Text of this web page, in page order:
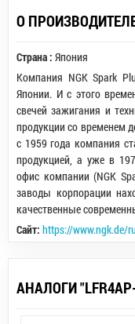
О ПРОИЗВОДИТЕЛЕ
Страна : Япония
Компания NGK Spark
Японии. И с этого
свечей зажигания и
продукции со временем
с 1959 года компания
продукцией, а уже в
офис компании (NGK
заводы корпорации
качественные
Сайт: https://www.ngk.de/
АНАЛОГИ "LFR4AP-